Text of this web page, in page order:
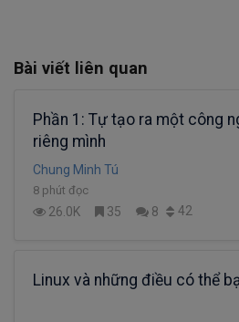
Bài viết liên quan
Phần 1: Tự tạo ra một công
riêng mình
Chung Minh Tú
8 phút đọc
26.0K 35 8 42
Linux và những điều có